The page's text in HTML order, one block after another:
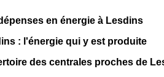
en énergie à Lesdins
: l'énergie qui y est produite
des centrales proches de